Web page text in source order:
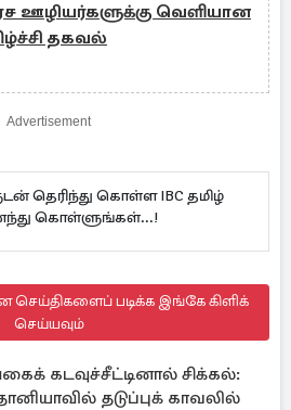
ஊழியர்களுக்கு வெளியான
தகவல்
Advertisement
தெரிந்து கொள்ள IBC தமிழ்
கொள்ளுங்கள்...!
செய்திகளைப் படிக்க இங்கே கிளிக்
செய்யவும்
கடவுச்சீட்டினால் சிக்கல்:
தடுப்புக் காவலில்